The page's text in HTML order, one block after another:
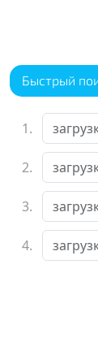
Быстрый
1.
2.
3.
4.